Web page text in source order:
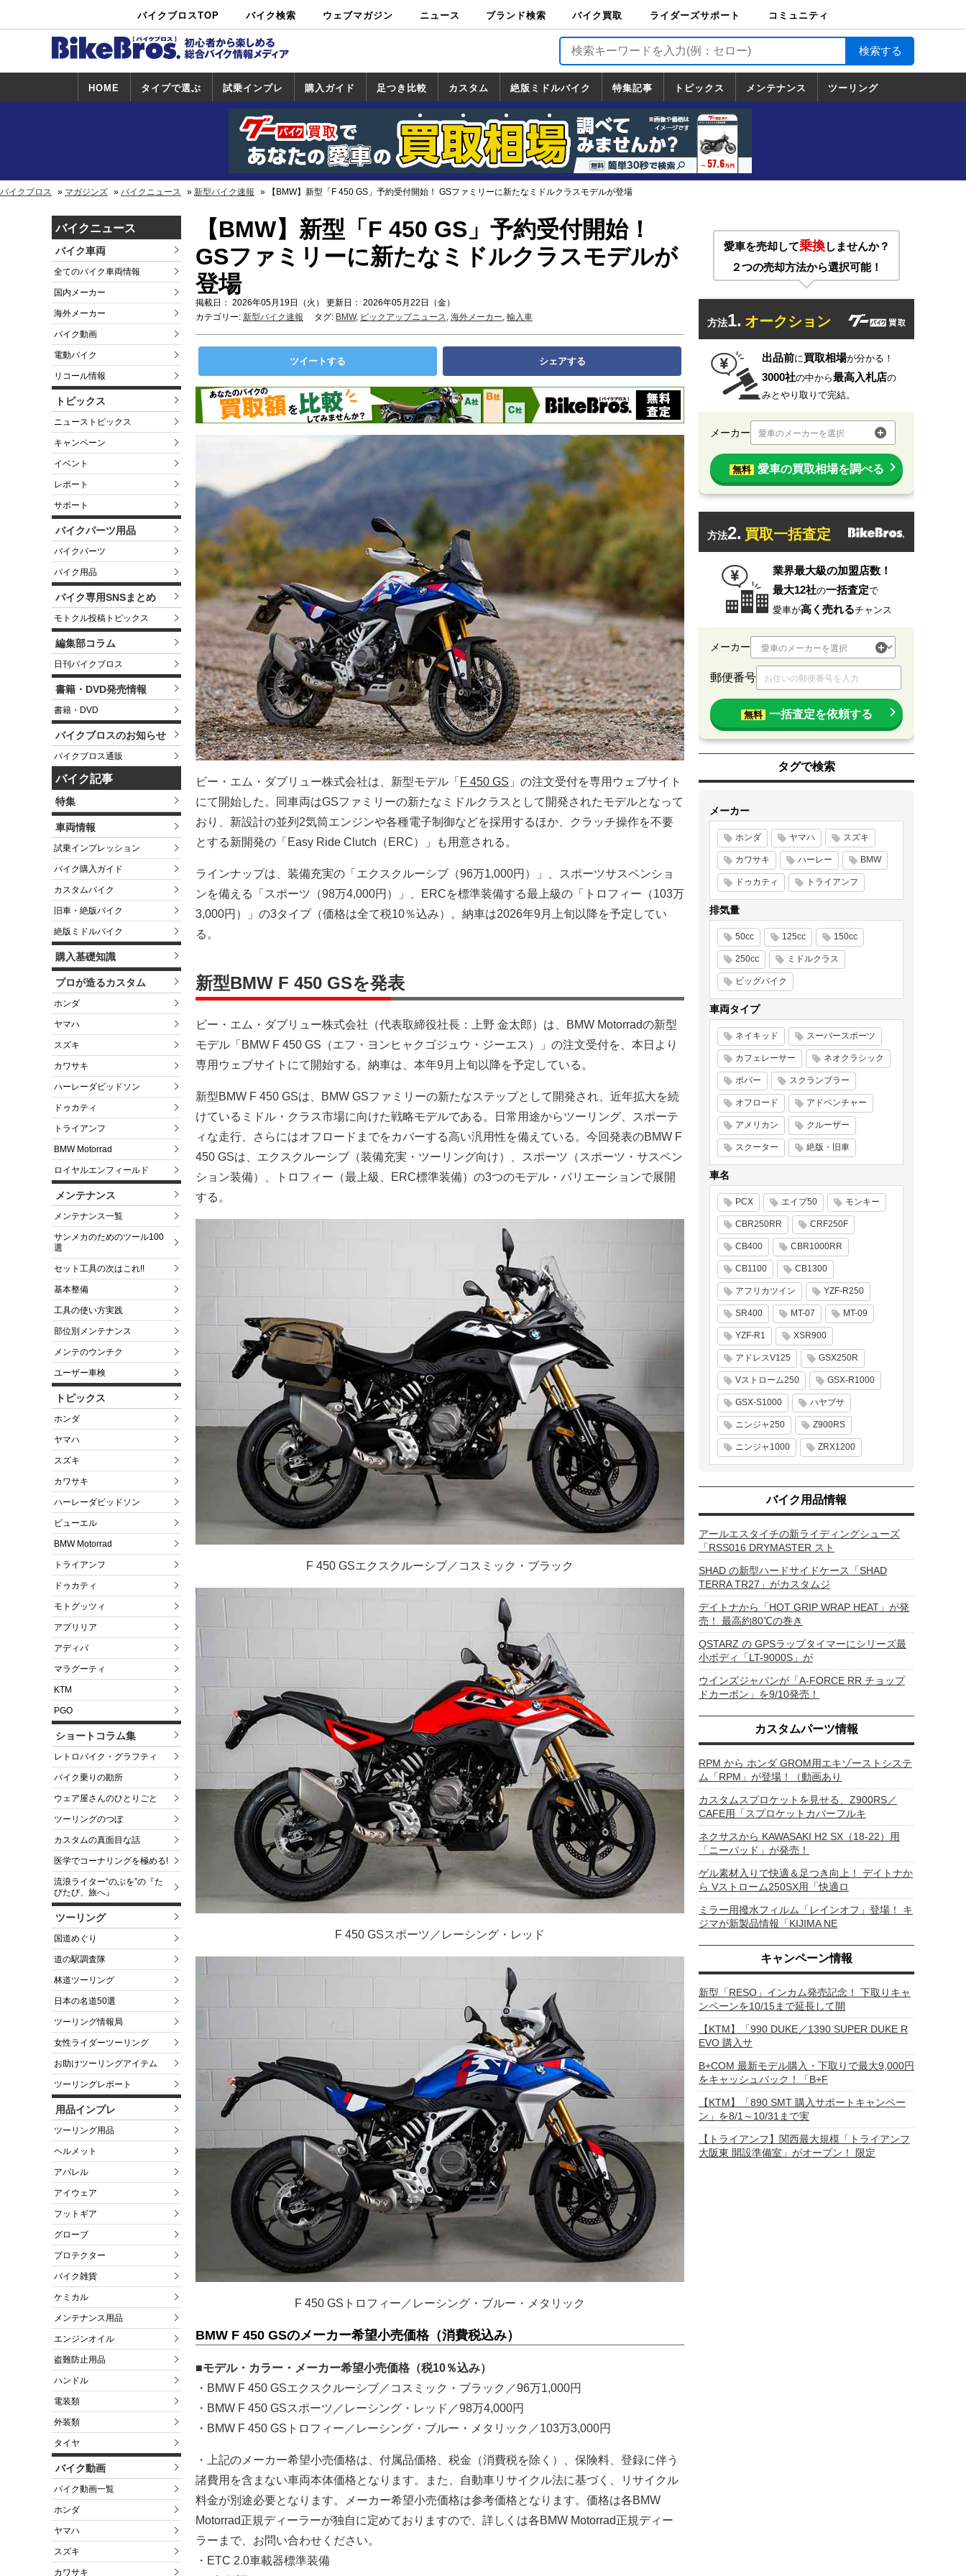
バイクブロスTOP バイク検索
中古バイ
ク・新車検
カタログ検
索
ショップ検
索
ウェブマガジン ニュース ブランド検索 バイク買取
バイク買取
ライダーズサポート
ライダーズサポート
TOP
バイク輸送
バイクガレージライ
フ
バイク車両保険
ロードサービス
バイク試乗
コミュニティ
HOME タイプで選ぶ 試乗インプレ
試乗インプレ
一覧
ホンダ
ヤマハ
スズキ
カワサキ
ハーレー
BMW
トライアンフ
ドゥカティ
購入ガイド
一覧
足つき比較 カスタム
カスタム
一覧
ホンダ
ヤマハ
スズキ
カワサキ
絶版ミドルバイク
絶版ミドルバイク
一覧
ホンダ
ヤマハ
スズキ
カワサキ
特集記事 トピックス
トピックス
一覧
ホンダ
ヤマハ
スズキ
カワサキ
ハーレーダ
ビッドソン
BMW
ドゥカティ
トライアン
フ
メンテナンス ツーリング
道の駅調査隊
ツーリング情報局
日本の道50選
国道めぐり
林道ツーリング
バイクブロス マガジンズ バイクニュース 新型バイク速報 【BMW】新型「F 450 GS」予約受付開始！ GSファミリーに新たなミドルクラスモデルが登場
バイクニュース
バイク車両
全てのバイク車両情報
国内メーカー
海外メーカー
バイク動画
電動バイク
リコール情報
トピックス
ニューストピックス
キャンペーン
イベント
レポート
サポート
バイクパーツ用品
バイクパーツ
バイク用品
バイク専用SNSまとめ
モトクル投稿トピックス
編集部コラム
日刊バイクブロス
書籍・DVD発売情報
書籍・DVD
バイクブロスのお知らせ
バイクブロス通販
バイク記事
特集
車両情報
試乗インプレッション
バイク購入ガイド
カスタムバイク
旧車・絶版バイク
絶版ミドルバイク
購入基礎知識
プロが造るカスタム
ホンダ
ヤマハ
スズキ
カワサキ
ハーレーダビッドソン
ドゥカティ
トライアンフ
BMW Motorrad
ロイヤルエンフィールド
メンテナンス
メンテナンス一覧
サンメカのためのツール100
選
セット工具の次はこれ!!
基本整備
工具の使い方実践
部位別メンテナンス
メンテのウンチク
ユーザー車検
トピックス
ホンダ
ヤマハ
スズキ
カワサキ
ハーレーダビッドソン
ビューエル
BMW Motorrad
トライアンフ
ドゥカティ
モトグッツィ
アプリリア
アディバ
マラグーティ
KTM
PGO
ショートコラム集
レトロバイク・グラフティ
バイク乗りの勘所
ウェア屋さんのひとりごと
ツーリングのつぼ
カスタムの真面目な話
医学でコーナリングを極める!
流浪ライター“のぶを”の『た
びたび、旅へ』
ツーリング
国道めぐり
道の駅調査隊
林道ツーリング
日本の名道50選
ツーリング情報局
女性ライダーツーリング
お助けツーリングアイテム
ツーリングレポート
用品インプレ
ツーリング用品
ヘルメット
アパレル
アイウェア
フットギア
グローブ
プロテクター
バイク雑貨
ケミカル
メンテナンス用品
エンジンオイル
盗難防止用品
ハンドル
電装類
外装類
タイヤ
バイク動画
バイク動画一覧
ホンダ
ヤマハ
スズキ
カワサキ
【BMW】新型「F 450 GS」予約受付開始！
GSファミリーに新たなミドルクラスモデルが
登場
掲載日： 2026年05月19日（火） 更新日： 2026年05月22日（金）
カテゴリー: 新型バイク速報 タグ: BMW, ピックアップニュース, 海外メーカー, 輸入車
ツイートする シェアする
ビー・エム・ダブリュー株式会社は、新型モデル「 F 450 GS 」の注文受付を専用ウェブサイト
にて開始した。同車両はGSファミリーの新たなミドルクラスとして開発されたモデルとなって
おり、新設計の並列2気筒エンジンや各種電子制御などを採用するほか、クラッチ操作を不要
とする新開発の「Easy Ride Clutch（ERC）」も用意される。
ラインナップは、装備充実の「エクスクルーシブ（96万1,000円）」、スポーツサスペンショ
ンを備える「スポーツ（98万4,000円）」、ERCを標準装備する最上級の「トロフィー（103万
3,000円）」の3タイプ（価格は全て税10％込み）。納車は2026年9月上旬以降を予定してい
る。
新型BMW F 450 GSを発表
ビー・エム・ダブリュー株式会社（代表取締役社長：上野 金太郎）は、BMW Motorradの新型
モデル「BMW F 450 GS（エフ・ヨンヒャクゴジュウ・ジーエス）」の注文受付を、本日より
専用ウェブサイトにて開始する。納車は、本年9月上旬以降を予定している。
新型BMW F 450 GSは、BMW GSファミリーの新たなステップとして開発され、近年拡大を続
けているミドル・クラス市場に向けた戦略モデルである。日常用途からツーリング、スポーテ
ィな走行、さらにはオフロードまでをカバーする高い汎用性を備えている。今回発表のBMW F
450 GSは、エクスクルーシブ（装備充実・ツーリング向け）、スポーツ（スポーツ・サスペン
ション装備）、トロフィー（最上級、ERC標準装備）の3つのモデル・バリエーションで展開
する。
F 450 GSエクスクルーシブ／コスミック・ブラック
F 450 GSスポーツ／レーシング・レッド
F 450 GSトロフィー／レーシング・ブルー・メタリック
BMW F 450 GSのメーカー希望小売価格（消費税込み）
■モデル・カラー・メーカー希望小売価格（税10％込み）
・BMW F 450 GSエクスクルーシブ／コスミック・ブラック／96万1,000円
・BMW F 450 GSスポーツ／レーシング・レッド／98万4,000円
・BMW F 450 GSトロフィー／レーシング・ブルー・メタリック／103万3,000円
・上記のメーカー希望小売価格は、付属品価格、税金（消費税を除く）、保険料、登録に伴う
諸費用を含まない車両本体価格となります。また、自動車リサイクル法に基づく、リサイクル
料金が別途必要となります。メーカー希望小売価格は参考価格となります。価格は各BMW
Motorrad正規ディーラーが独自に定めておりますので、詳しくは各BMW Motorrad正規ディー
ラーまで、お問い合わせください。
・ETC 2.0車載器標準装備
愛車を売却して乗換しませんか？
２つの売却方法から選択可能！
方法1. オークション
出品前に買取相場が分かる！
3000社の中から最高入札店の
みとやり取りで完結。
メーカー 愛車のメーカーを選択
無料 愛車の買取相場を調べる
方法2. 買取一括査定
業界最大級の加盟店数！
最大12社の一括査定で
愛車が高く売れるチャンス
メーカー
郵便番号
無料 一括査定を依頼する
タグで検索
メーカー
ホンダ ヤマハ スズキ
カワサキ ハーレー BMW
ドゥカティ トライアンフ
排気量
50cc 125cc 150cc
250cc ミドルクラス
ビッグバイク
車両タイプ
ネイキッド スーパースポーツ
カフェレーサー ネオクラシック
ボバー スクランブラー
オフロード アドベンチャー
アメリカン クルーザー
スクーター 絶版・旧車
車名
PCX エイプ50 モンキー
CBR250RR CRF250F
CB400 CBR1000RR
CB1100 CB1300
アフリカツイン YZF-R250
SR400 MT-07 MT-09
YZF-R1 XSR900
アドレスV125 GSX250R
Vストローム250 GSX-R1000
GSX-S1000 ハヤブサ
ニンジャ250 Z900RS
ニンジャ1000 ZRX1200
バイク用品情報
アールエスタイチの新ライディングシューズ
「RSS016 DRYMASTER スト
SHAD の新型ハードサイドケース「SHAD
TERRA TR27」がカスタムジ
デイトナから「HOT GRIP WRAP HEAT」が発
売！ 最高約80℃の巻き
QSTARZ の GPSラップタイマーにシリーズ最
小ボディ「LT-9000S」が
ウインズジャパンが「A-FORCE RR チョップ
ドカーボン」を9/10発売！
カスタムパーツ情報
RPM から ホンダ GROM用エキゾーストシステ
ム「RPM」が登場！（動画あり
カスタムスプロケットを見せる、Z900RS／
CAFE用「スプロケットカバーフルキ
ネクサスから KAWASAKI H2 SX（18-22）用
「ニーパッド」が発売！
ゲル素材入りで快適＆足つき向上！ デイトナか
ら Vストローム250SX用「快適ロ
ミラー用撥水フィルム「レインオフ」登場！ キ
ジマが新製品情報「KIJIMA NE
キャンペーン情報
新型「RESO」インカム発売記念！ 下取りキャ
ンペーンを10/15まで延長して開
【KTM】「990 DUKE／1390 SUPER DUKE R
EVO 購入サ
B+COM 最新モデル購入・下取りで最大9,000円
をキャッシュバック！「B+F
【KTM】「890 SMT 購入サポートキャンペー
ン」を8/1～10/31まで実
【トライアンフ】関西最大規模「トライアンフ
大阪東 開設準備室」がオープン！ 限定